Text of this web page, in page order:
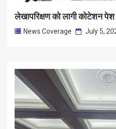
लेखापरिक्षण को लागी कोटेशन पेश
News Coverage July 5,